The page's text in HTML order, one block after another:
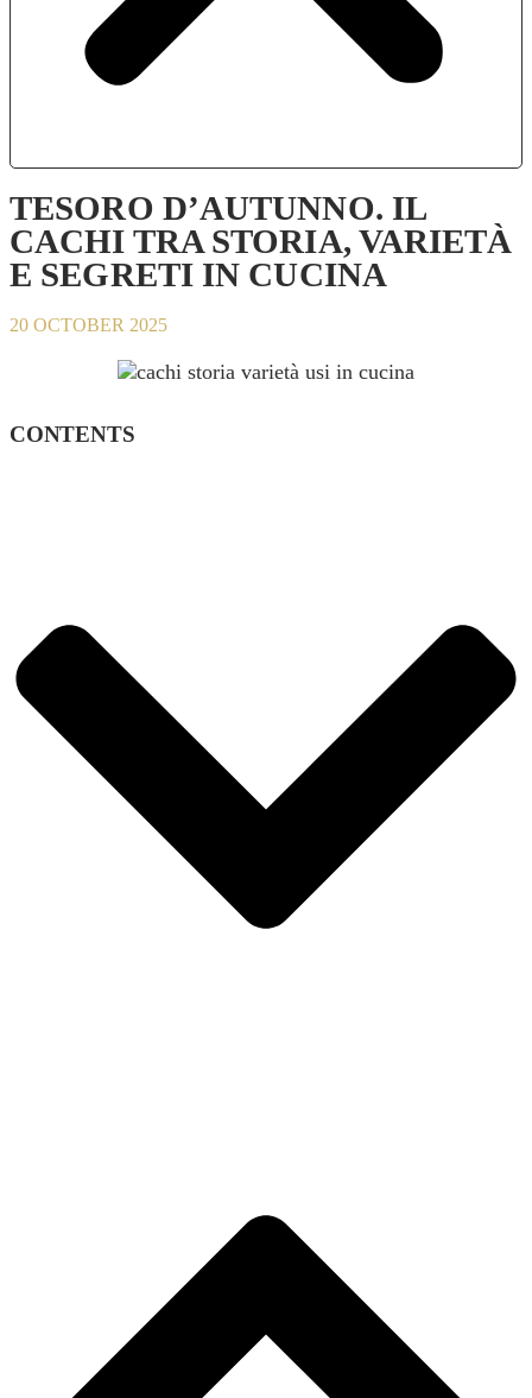
TESORO D’AUTUNNO. IL
CACHI TRA STORIA, VARIETÀ
E SEGRETI IN CUCINA
20 OCTOBER 2025
CONTENTS